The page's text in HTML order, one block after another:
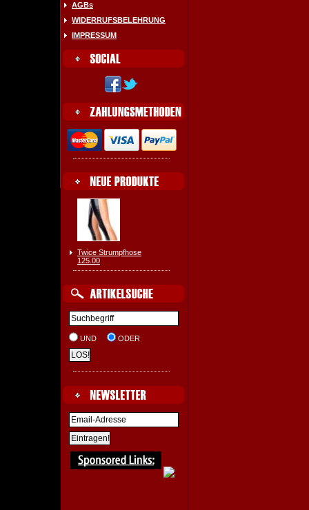
AGBs
WIDERRUFSBELEHRUNG
IMPRESSUM
Twice Strumpfhose
125.00
UND ODER